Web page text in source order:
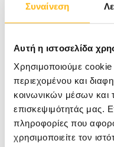
Συναίνεση
Αυτή η ιστοσελίδα
Χρησιμοποιούμε cookie
περιεχομένου και
κοινωνικών μέσων και
επισκεψιμότητάς μας.
πληροφορίες που
χρησιμοποιείτε τον
Οι συμμετέχοντες
παρουσία.
https://bit.ly/
Για οποιαδήποτε
διευκρίνιση
επικοινωνήσετε